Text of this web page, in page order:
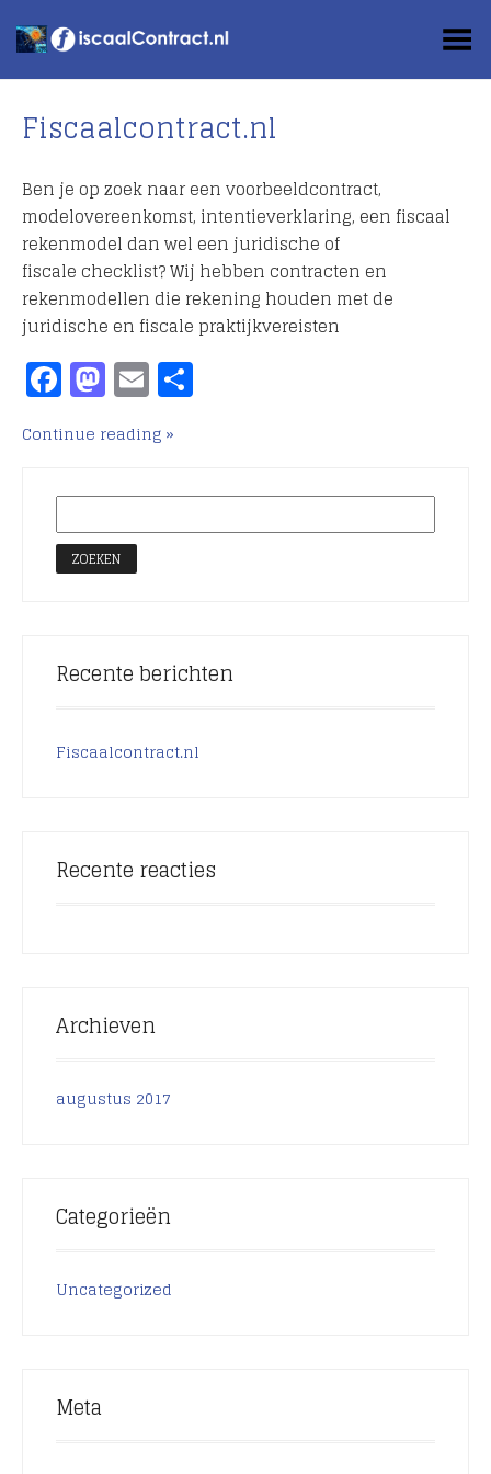
Toggle Menu
Fiscaalcontract.nl
Ben je op zoek naar een voorbeeldcontract,
modelovereenkomst, intentieverklaring, een fiscaal
rekenmodel dan wel een juridische of
fiscale checklist? Wij hebben contracten en
rekenmodellen die rekening houden met de
juridische en fiscale praktijkvereisten
Facebook
Mastodon
Email
Continue reading
Recente berichten
Fiscaalcontract.nl
Recente reacties
Archieven
augustus 2017
Categorieën
Uncategorized
Meta